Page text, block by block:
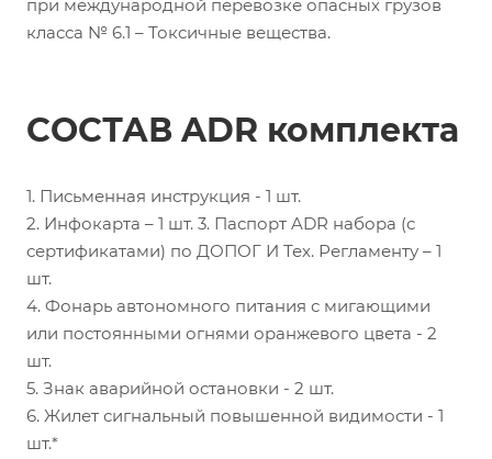
при международной перевозке опасных грузов
класса № 6.1 – Токсичные вещества.
СОСТАВ ADR комплекта
1. Письменная инструкция - 1 шт.
2. Инфокарта – 1 шт. 3. Паспорт ADR набора (с
сертификатами) по ДОПОГ И Тех. Регламенту – 1
шт.
4. Фонарь автономного питания с мигающими
или постоянными огнями оранжевого цвета - 2
шт.
5. Знак аварийной остановки - 2 шт.
6. Жилет сигнальный повышенной видимости - 1
шт.*